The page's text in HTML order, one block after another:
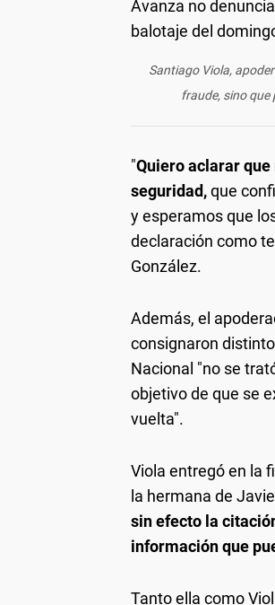
Santiago Viola,
fraude, sino
"Quiero aclarar
seguridad,que
y esperamos que
declaración como
González.
Además, el
consignaron
Nacional "no se
objetivo de que se
vuelta".
Viola entregó en la
la hermana de
sin efecto la
información que
Tanto ella como